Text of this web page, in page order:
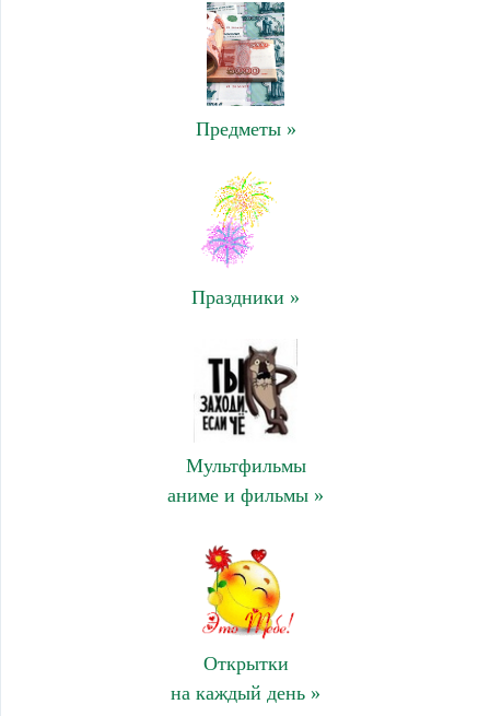
Предметы »
Праздники »
Мультфильмы
аниме и фильмы »
Открытки
на каждый день »